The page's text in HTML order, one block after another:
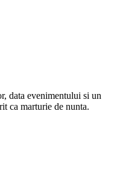
data evenimentului si un
ca marturie de nunta.